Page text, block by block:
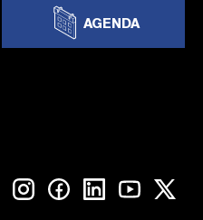
AGENDA